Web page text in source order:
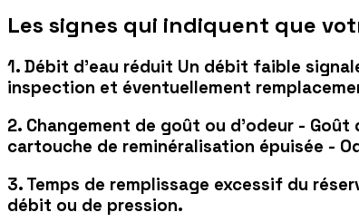
Les signes qui indiquent que
1. Débit d'eau réduit Un débit faible
inspection et éventuellement
2. Changement de goût ou d'odeur -
cartouche de reminéralisation épuisée -
3. Temps de remplissage excessif du
débit ou de pression.